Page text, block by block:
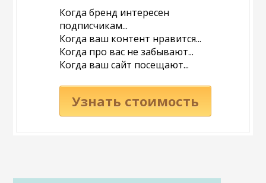
Когда бренд интересен
подписчикам...
Когда ваш контент нравится...
Когда про вас не забывают...
Когда ваш сайт посещают...
Узнать стоимость